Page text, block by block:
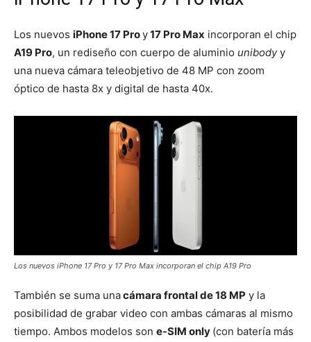
Los nuevos iPhone 17 Proy17 Pro Max incorporan el chip
A19 Pro, un rediseño con cuerpo de aluminio unibodyy
una nueva cámara teleobjetivo de 48 MP con zoom
óptico de hasta 8x y digital de hasta 40x.
Los nuevos iPhone 17 Pro y 17 Pro Max incorporan el chip A19 Pro
También se suma unacámara frontal de 18 MP y la
posibilidad de grabar video con ambas cámaras al mismo
tiempo. Ambos modelos son e-SIM only (con batería más